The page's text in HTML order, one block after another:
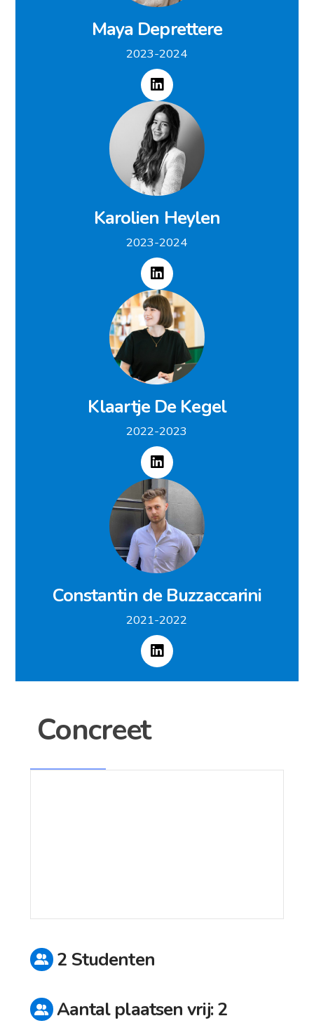
Maya Deprettere
2023-2024
Karolien Heylen
2023-2024
Klaartje De Kegel
2022-2023
Constantin de Buzzaccarini
2021-2022
Concreet
2 Studenten
Aantal plaatsen vrij: 2